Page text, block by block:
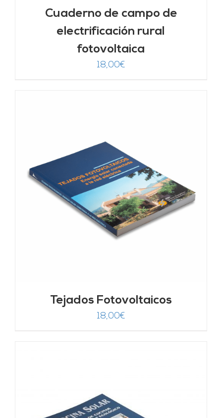
Cuaderno de campo de
electrificación rural
fotovoltaica
18,00€
Tejados Fotovoltaicos
18,00€